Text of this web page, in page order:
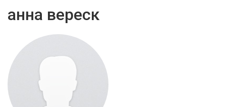
анна вереск